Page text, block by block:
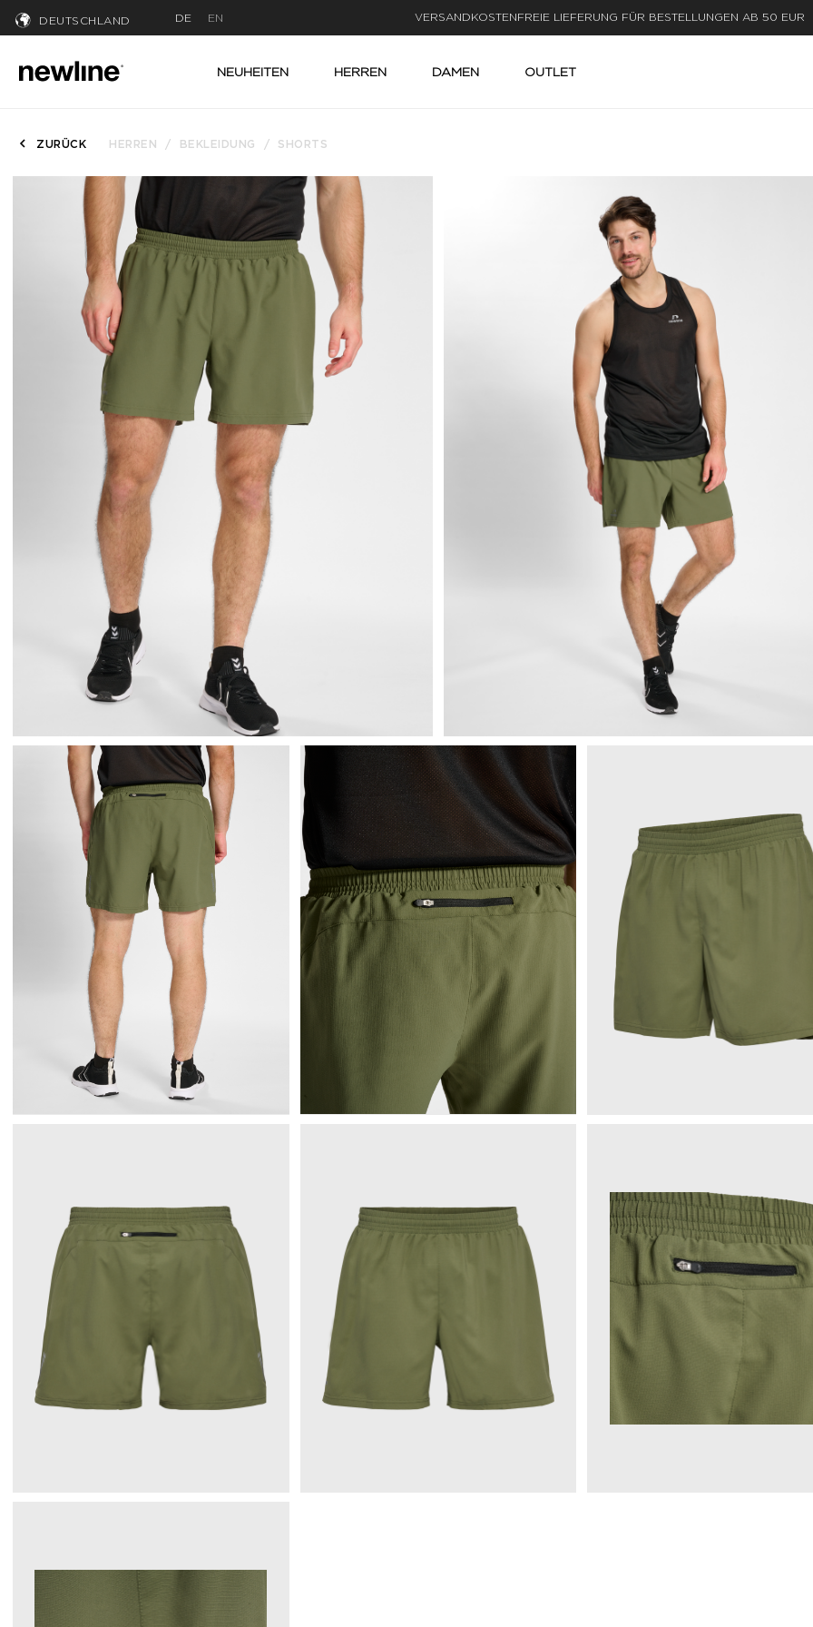
DEUTSCHLAND DE EN LIEFERUNG IN 1-3 WERKTAGEN
NEUHEITEN HERREN DAMEN OUTLET
ZURÜCK HERREN BEKLEIDUNG SHORTS